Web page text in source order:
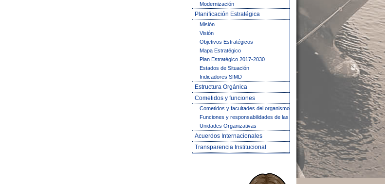
Modernización
Planificación Estratégica
Misión
Visión
Objetivos Estratégicos
Mapa Estratégico
Plan Estratégico 2017-2030
Estados de Situación
Indicadores SIMD
Estructura Orgánica
Cometidos y funciones
Cometidos y facultades del organismo
Funciones y responsabilidades de las
Unidades Organizativas
Acuerdos Internacionales
Transparencia Institucional